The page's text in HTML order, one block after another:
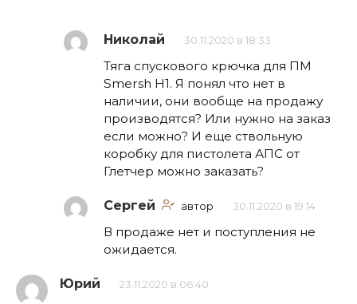
Николай 30.11.2020 в 18:33
Тяга спускового крючка для ПМ
Smersh H1. Я понял что нет в
наличии, они вообще на продажу
производятся? Или нужно на заказ
если можно? И еще ствольную
коробку для пистолета АПС от
Глетчер можно заказать?
Сергей автор 30.11.2020 в 19:14
В продаже нет и поступления не
ожидается.
Юрий 23.11.2020 в 06:40